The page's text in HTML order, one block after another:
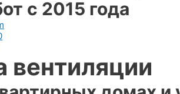
с 2015 года
вентиляции